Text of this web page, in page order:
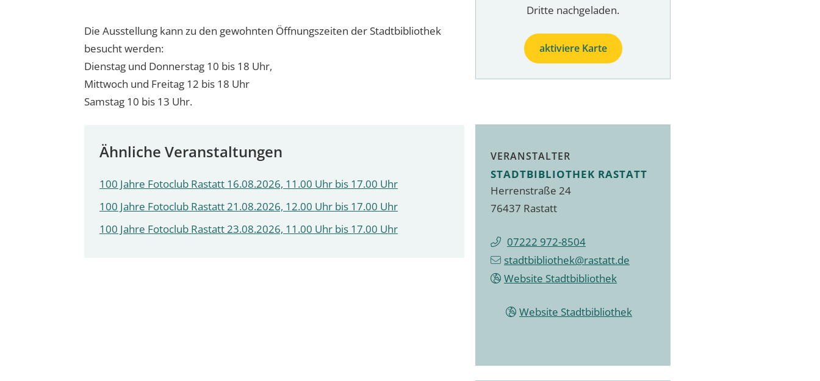
Die Ausstellung kann zu den gewohnten Öffnungszeiten der Stadtbibliothek
besucht werden:
Dienstag und Donnerstag 10 bis 18 Uhr,
Mittwoch und Freitag 12 bis 18 Uhr
Samstag 10 bis 13 Uhr.
Ähnliche Veranstaltungen
100 Jahre Fotoclub Rastatt 16.08.2026, 11.00 Uhr bis 17.00 Uhr
100 Jahre Fotoclub Rastatt 21.08.2026, 12.00 Uhr bis 17.00 Uhr
100 Jahre Fotoclub Rastatt 23.08.2026, 11.00 Uhr bis 17.00 Uhr
Dritte nachgeladen.
aktiviere Karte
VERANSTALTER
STADTBIBLIOTHEK RASTATT
Herrenstraße 24
76437 Rastatt
07222 972-8504
stadtbibliothek@rastatt.de
Website Stadtbibliothek
Website Stadtbibliothek